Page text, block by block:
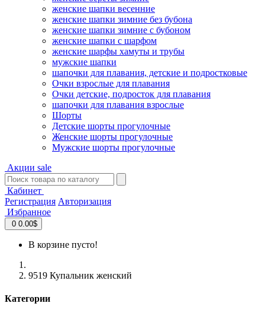
женские шапки весенние
женские шапки зимние без бубона
женские шапки зимние с бубоном
женские шапки с шарфом
женские шарфы хамуты и трубы
мужские шапки
шапочки для плавания, детские и подростковые
Очки взрослые для плавания
Очки детские, подросток для плавания
шапочки для плавания взрослые
Шорты
Детские шорты прогулочные
Женские шорты прогулочные
Мужские шорты прогулочные
Акции sale
Кабинет
Регистрация Авторизация
Избранное
0 0.00$
В корзине пусто!
9519 Купальник женский
Категории